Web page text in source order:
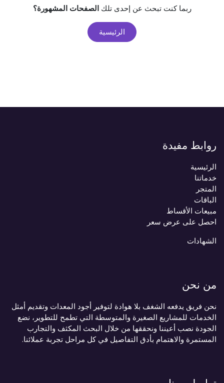
ربما كنت تبحث عن إحدى تلكالصفحات المشهورة؟
الرئيسية
روابط مفيدة
الرئيسية
خدماتنا
المتجر
الباقات
مبيعات الأقساط
احصل على عرض سعر
الشهادات
من نحن
نحن فريق يدفعه الشغف بلا هوادة لتوفير أجود المعدات وتقديم أمثل
الخدمات للمشاريع الصغيرة والمتوسطة التي تطمح للتطوير، نضع
الجودة نصب أعيننا ونحققها من خلال البحث المكثف والتجارب
المستمرة والاهتمام بأدق التفاصيل في كل مراحل تجربة عملائنا.